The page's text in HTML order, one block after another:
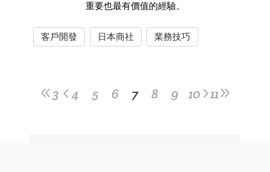
重要也最有價值的經驗。
客戶開發 日本商社 業務技巧
3 4 5 6 7 8 9 10 11